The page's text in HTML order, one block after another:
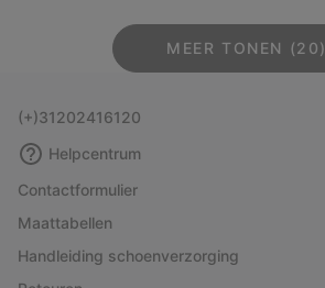
MEER TONEN (20)
(+)31202416120
Helpcentrum
Contactformulier
Maattabellen
Handleiding schoenverzorging